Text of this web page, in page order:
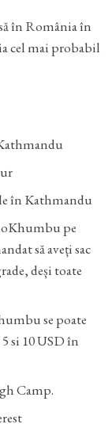
în România în
cel mai probabil
în Kathmandu
pe
să aveți sac
deși toate
se poate
si 10 USD în
Camp.